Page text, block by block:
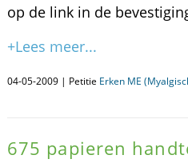
op de link in de
+Lees meer...
04-05-2009 | Petitie Erken ME
675 papieren